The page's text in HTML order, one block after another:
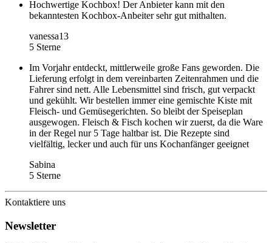
Hochwertige Kochbox! Der Anbieter kann mit den
bekanntesten Kochbox-Anbeiter sehr gut mithalten.
vanessa13
5 Sterne
Im Vorjahr entdeckt, mittlerweile große Fans geworden. Die
Lieferung erfolgt in dem vereinbarten Zeitenrahmen und die
Fahrer sind nett. Alle Lebensmittel sind frisch, gut verpackt
und gekühlt. Wir bestellen immer eine gemischte Kiste mit
Fleisch- und Gemüsegerichten. So bleibt der Speiseplan
ausgewogen. Fleisch & Fisch kochen wir zuerst, da die Ware
in der Regel nur 5 Tage haltbar ist. Die Rezepte sind
vielfältig, lecker und auch für uns Kochanfänger geeignet
Sabina
5 Sterne
Kontaktiere uns
Newsletter